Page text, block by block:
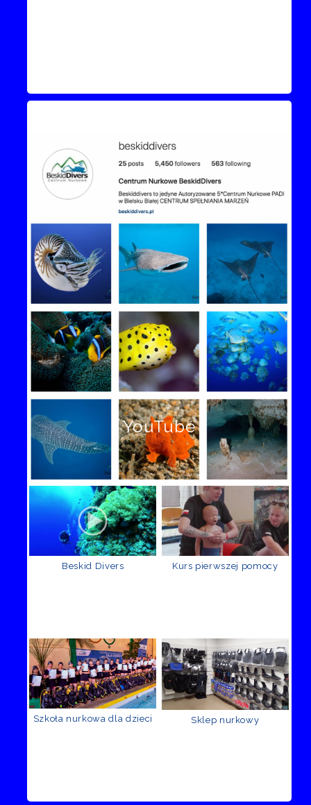
YouTube
Beskid Divers Kurs pierwszej pomocy
Szkoła nurkowa dla dzieci Sklep nurkowy